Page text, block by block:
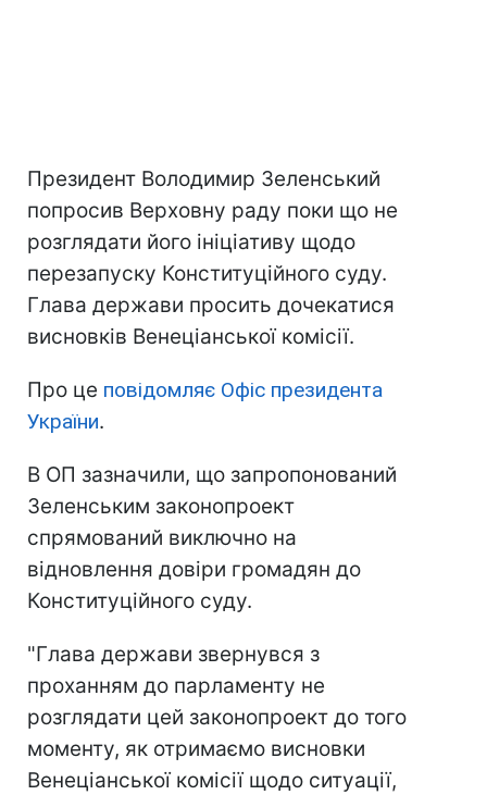
Президент Володимир Зеленський
попросив Верховну раду поки що не
розглядати його ініціативу щодо
перезапуску Конституційного суду.
Глава держави просить дочекатися
висновків Венеціанської комісії.
Про це повідомляє Офіс президента
України.
В ОП зазначили, що запропонований
Зеленським законопроект
спрямований виключно на
відновлення довіри громадян до
Конституційного суду.
"Глава держави звернувся з
проханням до парламенту не
розглядати цей законопроект до того
моменту, як отримаємо висновки
Венеціанської комісії щодо ситуації,